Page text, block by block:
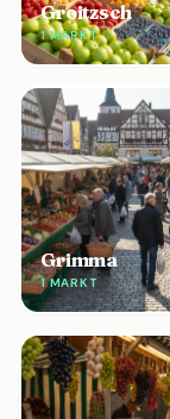
Groitzsch
1 MARKT
Grimma
1 MARKT